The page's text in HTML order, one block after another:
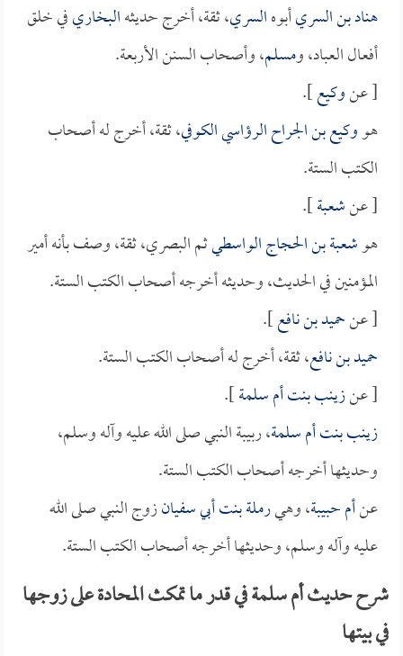
هناد بن السريأبوهالسري، ثقة، أخرج حديثهالبخاريفي خلق
أفعال العباد، ومسلم، وأصحاب السنن الأربعة.
[ عنوكيع].
هووكيع بن الجراح الرؤاسي الكوفي، ثقة، أخرج له أصحاب
الكتب الستة.
[ عنشعبة].
هوشعبة بن الحجاج الواسطيثم البصري، ثقة، وصف بأنه أمير
المؤمنين في الحديث، وحديثه أخرجه أصحاب الكتب الستة.
[ عنحميد بن نافع].
حميد بن نافع، ثقة، أخرج له أصحاب الكتب الستة.
[ عنزينب بنت أم سلمة].
زينب بنت أم سلمة، ربيبة النبي صلى الله عليه وآله وسلم،
وحديثها أخرجه أصحاب الكتب الستة.
عنأم حبيبة، وهيرملة بنت أبي سفيانزوج النبي صلى الله
عليه وآله وسلم، وحديثها أخرجه أصحاب الكتب الستة.
شرح حديث أم سلمة في قدر ما تمكث المحادة على زوجها
في بيتها